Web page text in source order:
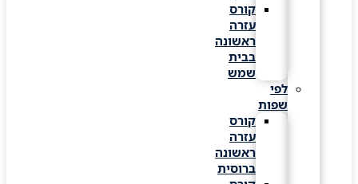
קורס
עזרה
ראשונה
בבית
שמש
לפי
שפות
קורס
עזרה
ראשונה
ברוסית